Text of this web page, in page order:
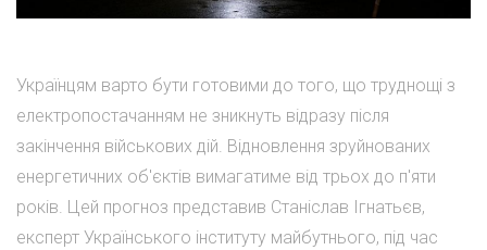
Українцям варто бути готовими до того, що труднощі з
електропостачанням не зникнуть відразу після
закінчення військових дій. Відновлення зруйнованих
енергетичних об'єктів вимагатиме від трьох до п'яти
років. Цей прогноз представив Станіслав Ігнатьєв,
експерт Українського інституту майбутнього, під час